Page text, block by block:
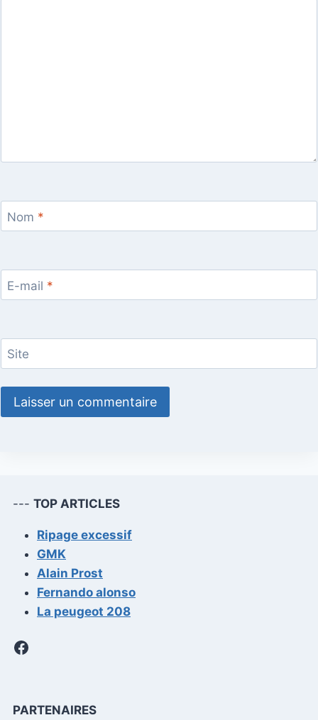
Nom *
E-mail *
Site
--- TOP ARTICLES
Ripage excessif
GMK
Alain Prost
Fernando alonso
La peugeot 208
Facebook
PARTENAIRES